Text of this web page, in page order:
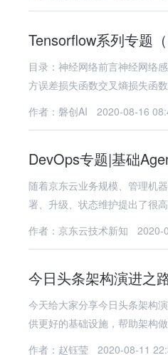
Tensorflow系列专题
目录：神经网络前言神经网络
方误差损失函数交叉熵损失函
作者：磐创AI
2020-08-16
DevOps专题|基础
随着京东云业务规模、管理机
署、升级、状态维护提出了很
作者：京东云技术新知
2020-
今日头条架构演进
今天给大家分享今日头条架构
作者：赵钰莹
2020-08-11